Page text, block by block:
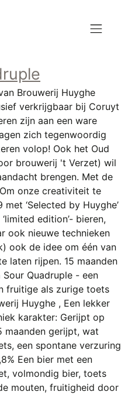
Brouwerij Huyghe
verkrijgbaar bij Coruyt
zijn aan een ware
zich tegenwoordig
volop! Ook het Oud
brouwerij 't Verzet) wil
brengen. Met de
onze creativiteit te
‘Selected by Huyghe’
edition’- bieren,
ook nieuwe technieken
ook de idee om één van
laten rijpen. 15 maanden
Quadruple - een
fruitige als zurige toets
Huyghe , Een lekker
karakter: Gerijpt op
maanden gerijpt, wat
een spontane verzuring
Een bier met een
volmondig bier, toets
mouten, fruitigheid door